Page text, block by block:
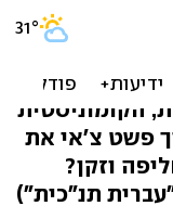
הסיני:
הקומוניסטית
פשט צ'אי את
וזקן?
תנ"כית")